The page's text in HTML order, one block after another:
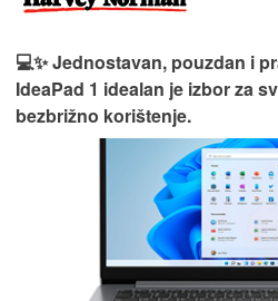
💻✨ Jednostavan, pouzdan i
IdeaPad 1 idealan je izbor za
bezbrižno korištenje.